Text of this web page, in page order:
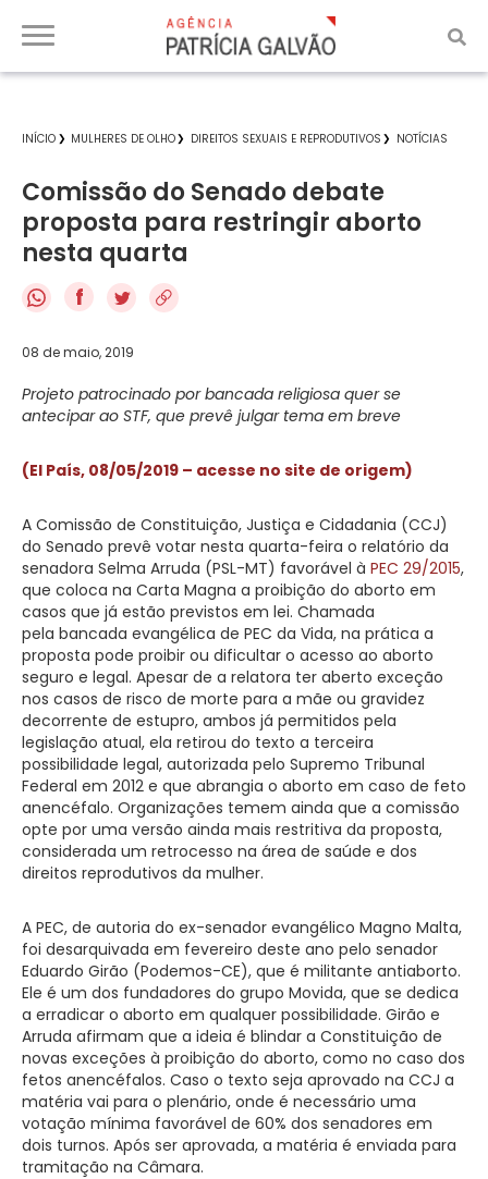
INÍCIO MULHERES DE OLHO DIREITOS SEXUAIS E REPRODUTIVOS NOTÍCIAS
Comissão do Senado debate
proposta para restringir aborto
nesta quarta
f
08 de maio, 2019
Projeto patrocinado por bancada religiosa quer se
antecipar ao STF, que prevê julgar tema em breve
(El País, 08/05/2019 – acesse no site de origem)
A Comissão de Constituição, Justiça e Cidadania (CCJ)
do Senado prevê votar nesta quarta-feira o relatório da
senadora Selma Arruda (PSL-MT) favorável à PEC 29/2015,
que coloca na Carta Magna a proibição do aborto em
casos que já estão previstos em lei. Chamada
pela bancada evangélica de PEC da Vida, na prática a
proposta pode proibir ou dificultar o acesso ao aborto
seguro e legal. Apesar de a relatora ter aberto exceção
nos casos de risco de morte para a mãe ou gravidez
decorrente de estupro, ambos já permitidos pela
legislação atual, ela retirou do texto a terceira
possibilidade legal, autorizada pelo Supremo Tribunal
Federal em 2012 e que abrangia o aborto em caso de feto
anencéfalo. Organizações temem ainda que a comissão
opte por uma versão ainda mais restritiva da proposta,
considerada um retrocesso na área de saúde e dos
direitos reprodutivos da mulher.
A PEC, de autoria do ex-senador evangélico Magno Malta,
foi desarquivada em fevereiro deste ano pelo senador
Eduardo Girão (Podemos-CE), que é militante antiaborto.
Ele é um dos fundadores do grupo Movida, que se dedica
a erradicar o aborto em qualquer possibilidade. Girão e
Arruda afirmam que a ideia é blindar a Constituição de
novas exceções à proibição do aborto, como no caso dos
fetos anencéfalos. Caso o texto seja aprovado na CCJ a
matéria vai para o plenário, onde é necessário uma
votação mínima favorável de 60% dos senadores em
dois turnos. Após ser aprovada, a matéria é enviada para
tramitação na Câmara.